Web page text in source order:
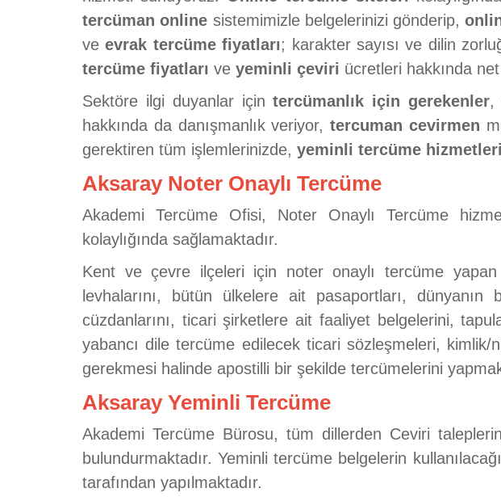
tercüman online sistemimizle belgelerinizi gönderip,
veevrak tercüme fiyatları; karakter sayısı ve dilin
tercüme fiyatları ve yeminli çeviri ücretleri hakkında
Sektöre ilgi duyanlar içintercümanlık için gerekenler
hakkında da danışmanlık veriyor, tercuman cevirmen
gerektiren tüm işlemlerinizde, yeminli tercüme hizmetleri
Aksaray Noter Onaylı Tercüme
Akademi Tercüme Ofisi, Noter Onaylı Tercüme
kolaylığında sağlamaktadır.
Kent ve çevre ilçeleri için noter onaylı tercüme
levhalarını, bütün ülkelere ait pasaportları,
cüzdanlarını, ticari şirketlere ait faaliyet belgelerini,
yabancı dile tercüme edilecek ticari sözleşmeleri, kimlik/
gerekmesi halinde apostilli bir şekilde tercümelerini
Aksaray Yeminli Tercüme
Akademi Tercüme Bürosu, tüm dillerden Ceviri
bulundurmaktadır. Yeminli tercüme belgelerin
tarafından yapılmaktadır.